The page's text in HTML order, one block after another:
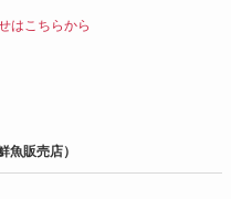
はこちらから
魚販売店）